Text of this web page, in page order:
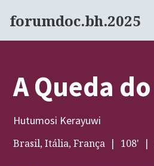
forumdoc.bh.2025
A Queda
Hutumosi Kerayuwi
Brasil, Itália, França 108'